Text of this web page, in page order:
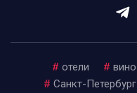
# отели # вино
# Санкт-Петербург